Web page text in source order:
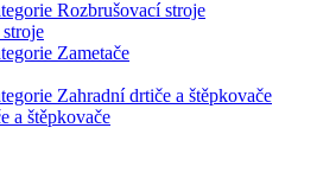
a štěpkovače